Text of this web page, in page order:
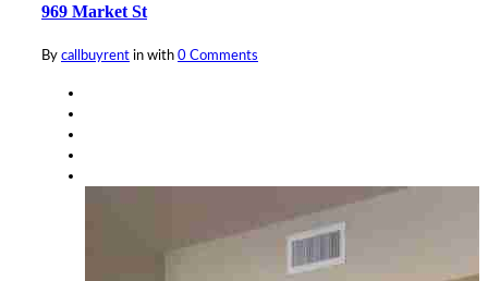
969 Market St
By callbuyrent in with 0 Comments